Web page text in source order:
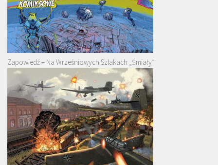
Zapowiedź – Na Wrześniowych Szlakach „Śmiały”